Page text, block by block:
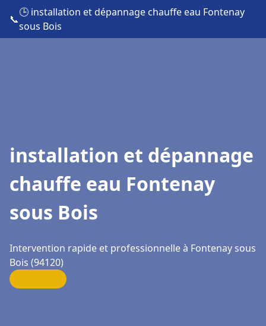
📞
🕒 installation et dépannage chauffe eau Fontenay
sous Bois
installation et dépannage
chauffe eau Fontenay
sous Bois
Intervention rapide et professionnelle à Fontenay sous
Bois (94120)